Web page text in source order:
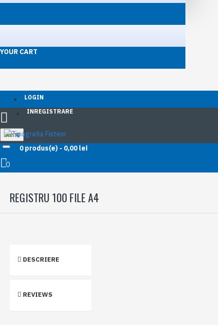
YOUR CART
LOGIN
INREGISTRARE
Menu
0 produs(e) - 0,00 lei
0
REGISTRU 100 FILE A4
DESCRIERE
REVIEWS